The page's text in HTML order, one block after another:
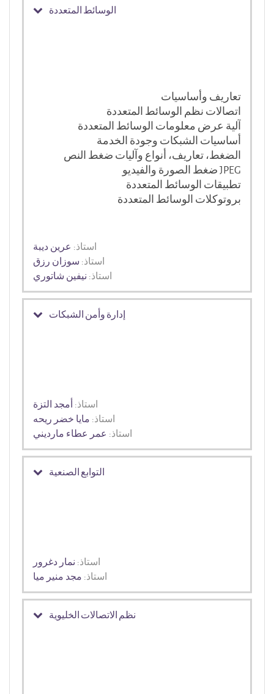
الوسائط المتعددة
تعاريف وأساسيات
اتصالات نظم الوسائط المتعددة
آلية عرض معلومات الوسائط المتعددة
أساسيات الشبكات وجودة الخدمة
الضغط، تعاريف، أنواع وآليات ضغط النص
JPEGضغط الصورة والفيديو
تطبيقات الوسائط المتعددة
بروتوكلات الوسائط المتعددة
استاذ: عرين ديبة
استاذ: سوزان رزق
استاذ: نيفين شاتوري
إدارة وأمن الشبكات
استاذ: أمجد التزة
استاذ: مايا خضر ريحه
استاذ: عمر عطاء مارديني
التوابع الصنعية
استاذ: نمار دغرور
استاذ: مجد منير ميا
نظم الاتصالات الخليوية